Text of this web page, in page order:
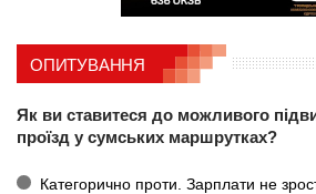
ОПИТУВАННЯ
Як ви ставитеся до можливого
проїзд у сумських маршрутках?
Категорично проти. Зарплати не